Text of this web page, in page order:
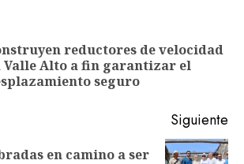
reductores de velocidad
Valle Alto a fin garantizar el
seguro
Siguiente
en camino a ser